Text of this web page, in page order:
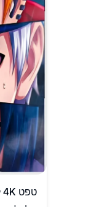
טפט 4K קולאז' עיניים של דמויות נארוטו